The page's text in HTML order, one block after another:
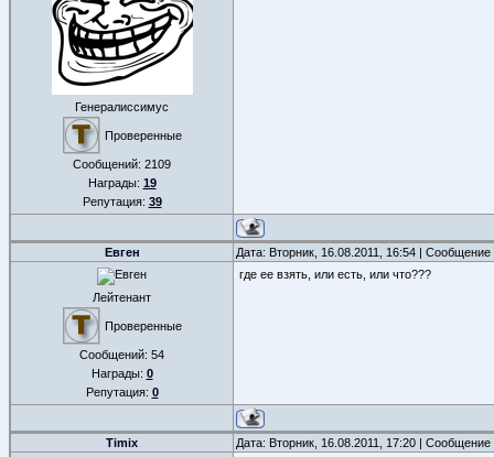
Генералиссимус
Проверенные
Сообщений: 2109
Награды: 19
Репутация: 39
Евген Дата: Вторник, 16.08.2011, 16:54 |
Лейтенант
Проверенные
Сообщений: 54
Награды: 0
Репутация: 0
где ее взять, или есть, или что???
Timix Дата: Вторник, 16.08.2011, 17:20 |